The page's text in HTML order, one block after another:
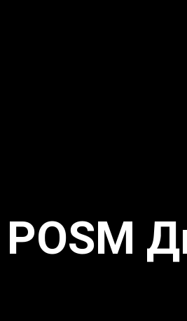
POSM